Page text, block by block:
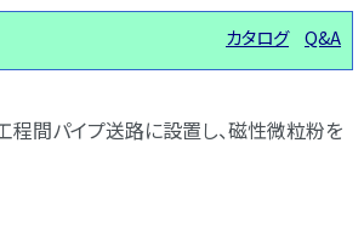
カタログ Q&A
間パイプ送路に設置し、磁性微粒粉を